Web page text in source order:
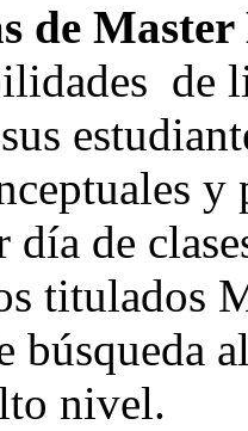
de
de
día de
titulados
búsqueda
nivel.